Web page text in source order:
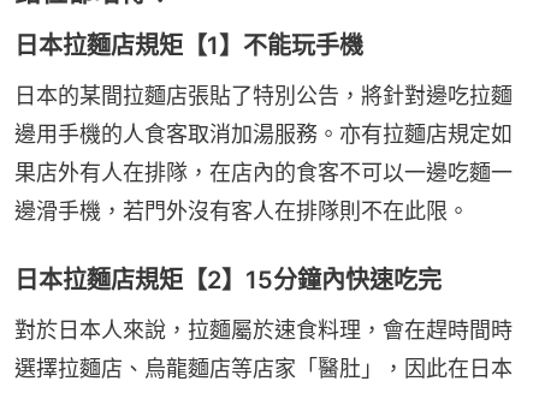
日本拉麵店規矩【1】不能玩手機
日本的某間拉麵店張貼了特別公告，將針對邊吃拉麵
邊用手機的人食客取消加湯服務。亦有拉麵店規定如
果店外有人在排隊，在店內的食客不可以一邊吃麵一
邊滑手機，若門外沒有客人在排隊則不在此限。
日本拉麵店規矩【2】15分鐘內快速吃完
對於日本人來說，拉麵屬於速食料理，會在趕時間時
選擇拉麵店、烏龍麵店等店家「醫肚」，因此在日本